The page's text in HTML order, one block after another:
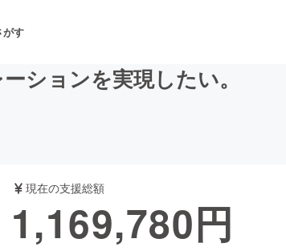
がす
ーマンス
ファッション
ションを実現したい。
現在の支援総額
1,169,780円